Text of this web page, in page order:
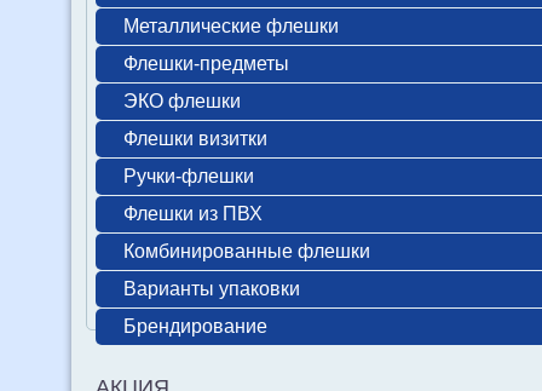
Металлические флешки
Флешки-предметы
ЭКО флешки
Флешки визитки
Ручки-флешки
Флешки из ПВХ
Комбинированные флешки
Варианты упаковки
Брендирование